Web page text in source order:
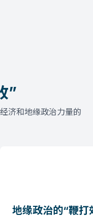
”
济和地缘政治力量的
地缘政治的“鞭打